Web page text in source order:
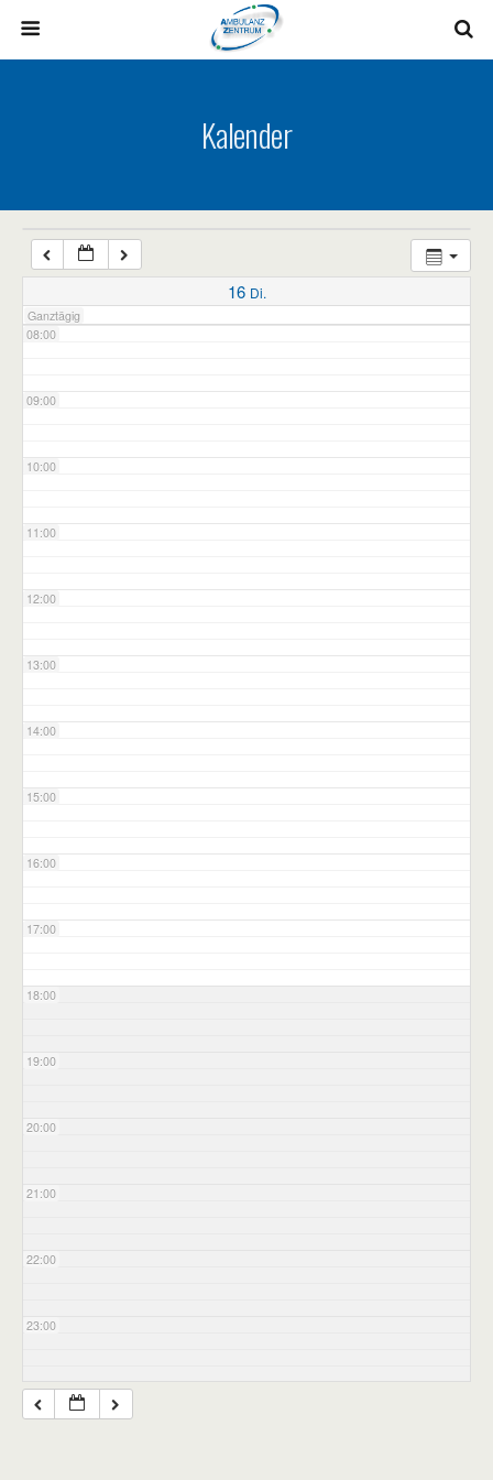
Kalender
16 Di.
Ganztägig
07:00
08:00
09:00
10:00
11:00
12:00
13:00
14:00
15:00
16:00
17:00
18:00
19:00
20:00
21:00
22:00
23:00